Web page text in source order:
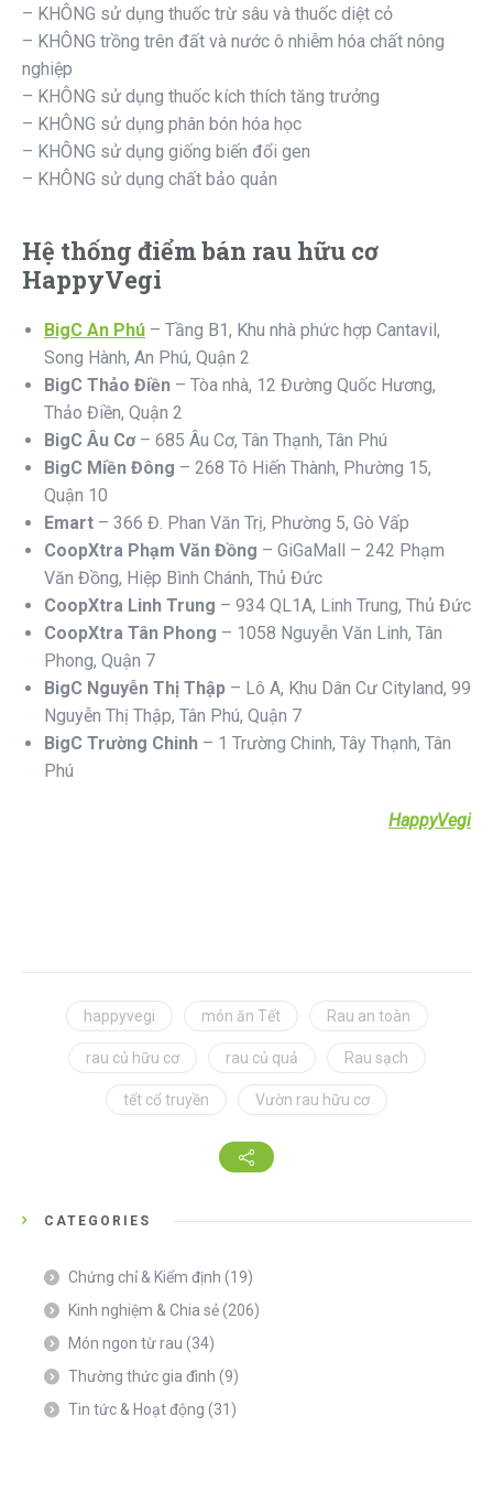
– KHÔNG sử dụng thuốc trừ sâu và thuốc diệt cỏ
– KHÔNG trồng trên đất và nước ô nhiễm hóa chất nông
nghiệp
– KHÔNG sử dụng thuốc kích thích tăng trưởng
– KHÔNG sử dụng phân bón hóa học
– KHÔNG sử dụng giống biến đổi gen
– KHÔNG sử dụng chất bảo quản
Hệ thống điểm bán rau hữu cơ
HappyVegi
BigC An Phú – Tầng B1, Khu nhà phức hợp Cantavil,
Song Hành, An Phú, Quận 2
BigC Thảo Điền – Tòa nhà, 12 Đường Quốc Hương,
Thảo Điền, Quận 2
BigC Âu Cơ– 685 Âu Cơ, Tân Thạnh, Tân Phú
BigC Miền Đông – 268 Tô Hiến Thành, Phường 15,
Quận 10
Emart – 366 Đ. Phan Văn Trị, Phường 5, Gò Vấp
CoopXtra Phạm Văn Đồng – GiGaMall – 242 Phạm
Văn Đồng, Hiệp Bình Chánh, Thủ Đức
CoopXtra Linh Trung – 934 QL1A, Linh Trung, Thủ Đức
CoopXtra Tân Phong – 1058 Nguyễn Văn Linh, Tân
Phong, Quận 7
BigC Nguyễn Thị Thập – Lô A, Khu Dân Cư Cityland, 99
Nguyễn Thị Thập, Tân Phú, Quận 7
BigC Trường Chinh – 1 Trường Chinh, Tây Thạnh, Tân
Phú
HappyVegi
happyvegi món ăn Tết Rau an toàn
rau củ hữu cơ rau củ quả Rau sạch
tết cổ truyền Vườn rau hữu cơ
CATEGORIES
Chứng chỉ & Kiểm định (19)
Kinh nghiệm & Chia sẻ(206)
Món ngon từ rau (34)
Thường thức gia đình (9)
Tin tức & Hoạt động (31)